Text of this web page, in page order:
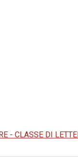
- CLASSE DI